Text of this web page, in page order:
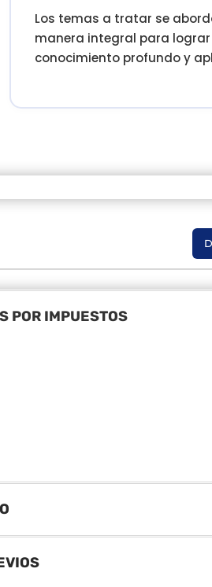
Los temas a tratar se
manera integral para lograr
conocimiento profundo y
POR IMPUESTOS